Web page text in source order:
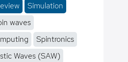
Simulation
waves
Spintronics
Waves (SAW)